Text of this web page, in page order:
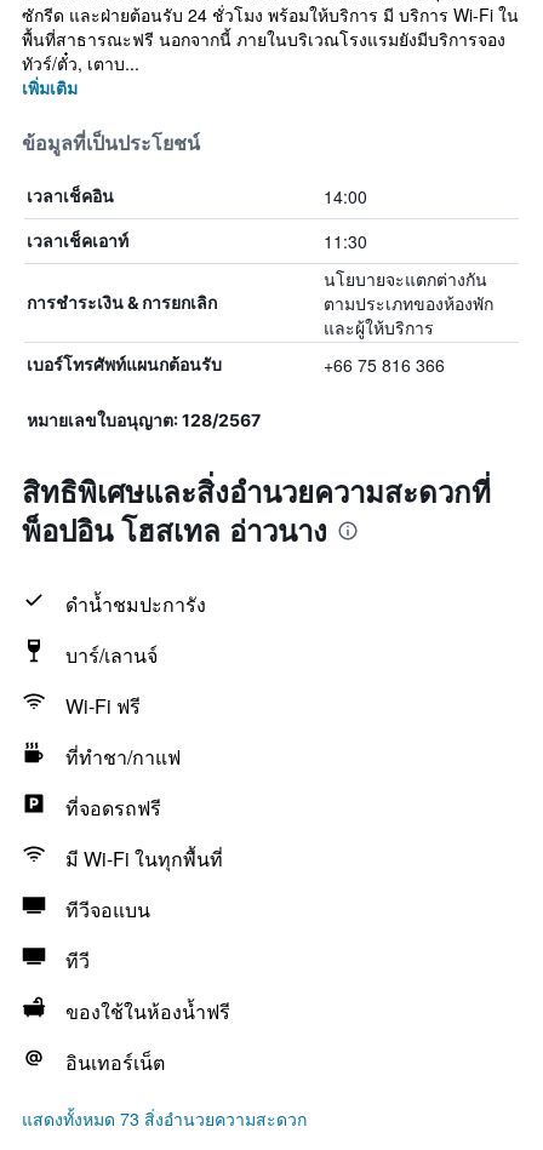
ซักรีด และฝ่ายต้อนรับ 24 ชั่วโมง พร้อมให้บริการ มี บริการ Wi-Fi ใน
พื้นที่สาธารณะฟรี นอกจากนี้ ภายในบริเวณโรงแรมยังมีบริการจอง
ทัวร์/ตั๋ว, เตาบ...
เพิ่มเติม
ข้อมูลที่เป็นประโยชน์
เวลาเช็คอิน 14:00
เวลาเช็คเอาท์ 11:30
การชำระเงิน & การยกเลิก
นโยบายจะแตกต่างกัน
ตามประเภทของห้องพัก
และผู้ให้บริการ
เบอร์โทรศัพท์แผนกต้อนรับ +66 75 816 366
หมายเลขใบอนุญาต: 128/2567
สิทธิพิเศษและสิ่งอำนวยความสะดวกที่
พ็อปอิน โฮสเทล อ่าวนาง
ดำน้ำชมปะการัง
บาร์/เลานจ์
Wi-Fi ฟรี
ที่ทำชา/กาแฟ
ที่จอดรถฟรี
มี Wi-Fi ในทุกพื้นที่
ทีวีจอแบน
ทีวี
ของใช้ในห้องน้ำฟรี
อินเทอร์เน็ต
แสดงทั้งหมด 73 สิ่งอำนวยความสะดวก